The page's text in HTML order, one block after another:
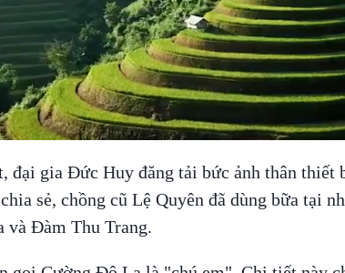
đại gia Đức Huy đăng tải bức ảnh thân thiết
sẻ, chồng cũ Lệ Quyên đã dùng bữa tại
và Đàm Thu Trang.